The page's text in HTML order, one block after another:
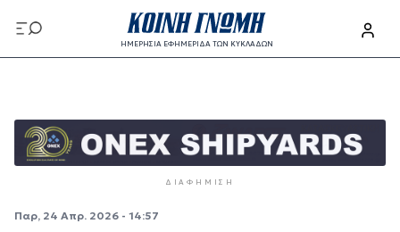
Παράκαμψη προς το κυρίως περιεχόμενο
ΗΜΕΡΗΣΙΑ ΕΦΗΜΕΡΙΔΑ ΤΩΝ ΚΥΚΛΑΔΩΝ
ΔΙΑΦΉΜΙΣΗ
Παρ, 24 Απρ. 2026 - 14:57